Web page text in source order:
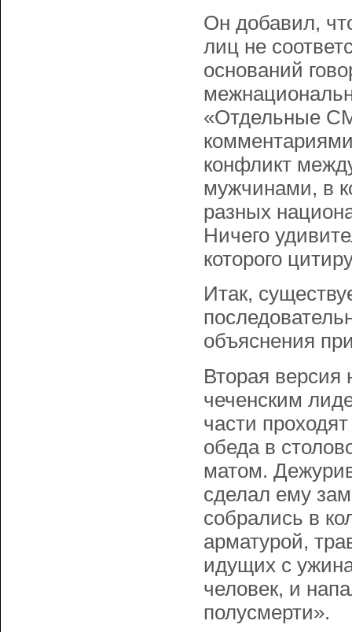
Он добавил,
лиц не
оснований
«Отдельные
конфликт
мужчинами, в
разных
Ничего
которого
Итак,
объяснения
Вторая версия
чеченским
части
обеда в
матом.
сделал ему
собрались в
арматурой,
идущих с
человек, и
полусмерти».